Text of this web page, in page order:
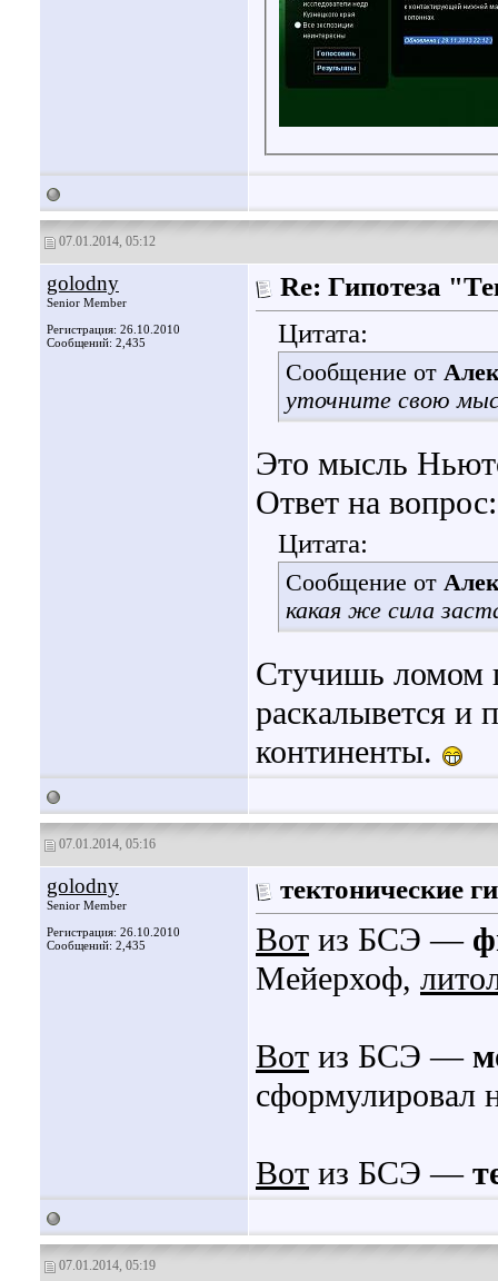
07.01.2014, 05:12
golodny
Senior Member
Регистрация: 26.10.2010
Сообщений: 2,435
Re: Гипотеза
Цитата:
Сообщение от
уточните свою
Это мысль
Ответ на вопрос:
Цитата:
Сообщение от
какая же сила
Стучишь ломом
раскалывется и
континенты.
07.01.2014, 05:16
golodny
Senior Member
Регистрация: 26.10.2010
Сообщений: 2,435
тектонические
Вот из БСЭ —
Мейерхоф,
Вот из БСЭ —
сформулировал
Вот из БСЭ —
07.01.2014, 05:19